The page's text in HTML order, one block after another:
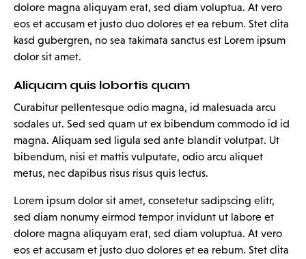
dolore magna aliquyam erat, sed diam voluptua. At vero
eos et accusam et justo duo dolores et ea rebum. Stet clita
kasd gubergren, no sea takimata sanctus est Lorem ipsum
dolor sit amet.
Aliquam quis lobortis quam
Curabitur pellentesque odio magna, id malesuada arcu
sodales ut. Sed sed quam ut ex bibendum commodo id id
magna. Aliquam sed ligula sed ante blandit volutpat. Ut
bibendum, nisi et mattis vulputate, odio arcu aliquet
metus, nec dapibus risus risus quis lectus.
Lorem ipsum dolor sit amet, consetetur sadipscing elitr,
sed diam nonumy eirmod tempor invidunt ut labore et
dolore magna aliquyam erat, sed diam voluptua. At vero
eos et accusam et justo duo dolores et ea rebum. Stet clita